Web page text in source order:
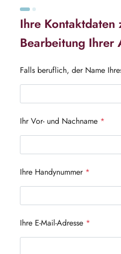
Ihre Kontaktdaten
Bearbeitung Ihrer
Falls beruflich, der Name
Ihr Vor- und Nachname *
Ihre Handynummer *
Ihre E-Mail-Adresse *